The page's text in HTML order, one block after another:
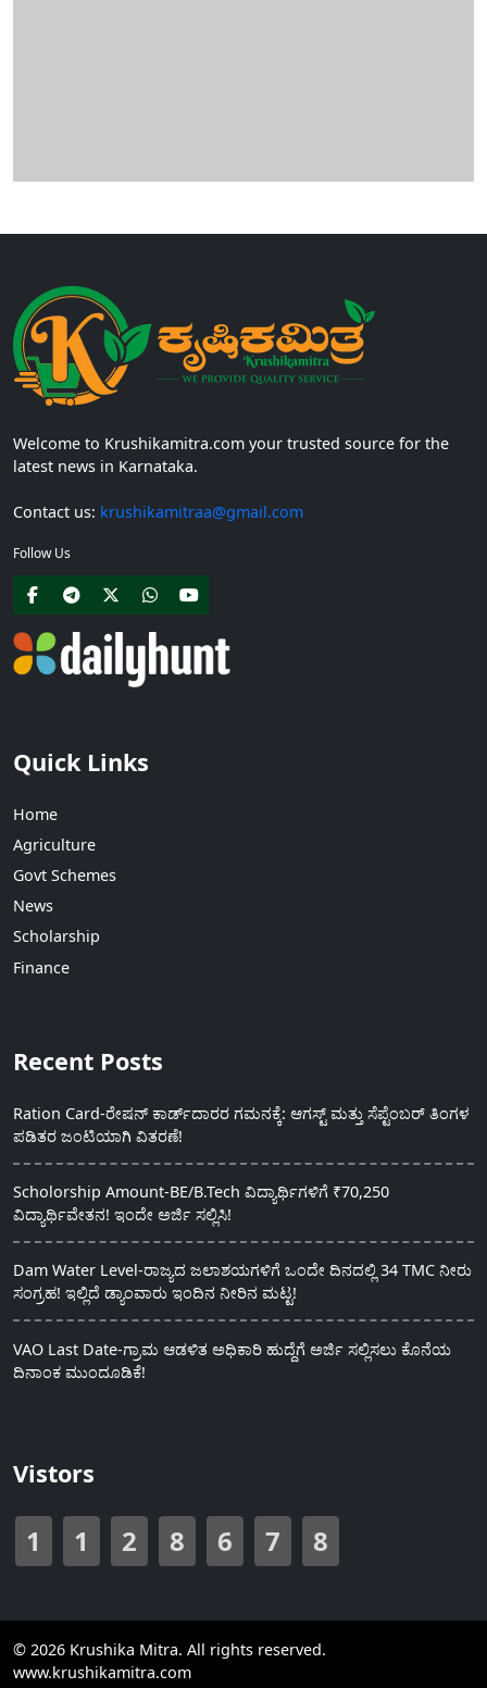
Welcome to Krushikamitra.com your trusted source for the
latest news in Karnataka.
Contact us: krushikamitraa@gmail.com
Follow Us
Quick Links
Home
Agriculture
Govt Schemes
News
Scholarship
Finance
Recent Posts
Ration Card-ರೇಷನ್ ಕಾರ್ಡ್‍ದಾರರ ಗಮನಕ್ಕೆ: ಆಗಸ್ಟ್ ಮತ್ತು ಸೆಪ್ಟೆಂಬರ್ ತಿಂಗಳ
ಪಡಿತರ ಜಂಟಿಯಾಗಿ ವಿತರಣೆ!
Scholorship Amount-BE/B.Tech ವಿದ್ಯಾರ್ಥಿಗಳಿಗೆ ₹70,250
ವಿದ್ಯಾರ್ಥಿವೇತನ! ಇಂದೇ ಅರ್ಜಿ ಸಲ್ಲಿಸಿ!
Dam Water Level-ರಾಜ್ಯದ ಜಲಾಶಯಗಳಿಗೆ ಒಂದೇ ದಿನದಲ್ಲಿ 34 TMC ನೀರು
ಸಂಗ್ರಹ! ಇಲ್ಲಿದೆ ಡ್ಯಾಂವಾರು ಇಂದಿನ ನೀರಿನ ಮಟ್ಟ!
VAO Last Date-ಗ್ರಾಮ ಆಡಳಿತ ಅಧಿಕಾರಿ ಹುದ್ದೆಗೆ ಅರ್ಜಿ ಸಲ್ಲಿಸಲು ಕೊನೆಯ
ದಿನಾಂಕ ಮುಂದೂಡಿಕೆ!
Vistors
1 1 2 8 6 7 8
© 2026 Krushika Mitra. All rights reserved.
www.krushikamitra.com